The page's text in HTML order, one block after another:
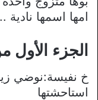
امها اسمها نادية ..
الجزء الأول
خ نفيسة:نوضي
استاحشتها